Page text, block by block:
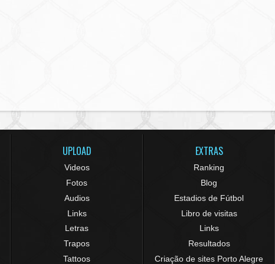
UPLOAD
Videos
Fotos
Audios
Links
Letras
Trapos
Tattoos
EXTRAS
Ranking
Blog
Estadios de Fútbol
Libro de visitas
Links
Resultados
Criação de sites Porto Alegre